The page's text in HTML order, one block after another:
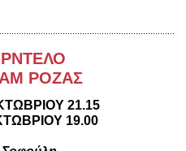
ΡΟΖΑΣ
21.15
19.00